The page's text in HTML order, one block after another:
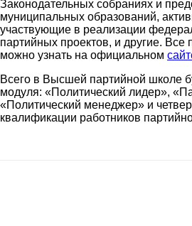
Законодательных собраниях и
муниципальных образований,
участвующие в реализации
партийных проектов, и другие. Все
можно узнать на официальном
Всего в Высшей партийной школе
модуля: «Политический лидер»,
«Политический менеджер» и
квалификации работников